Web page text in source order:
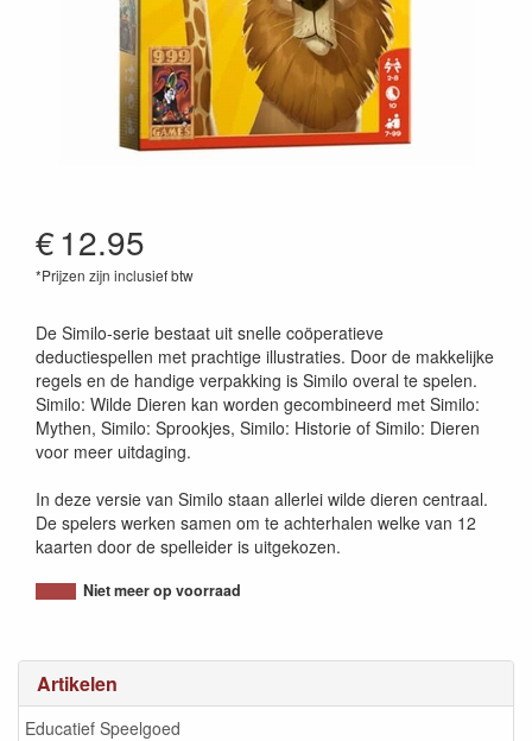
Artikelen
Educatief Speelgoed
€12.95
*Prijzen zijn inclusief btw
De Similo-serie bestaat uit snelle coöperatieve
deductiespellen met prachtige illustraties. Door de makkelijke
regels en de handige verpakking is Similo overal te spelen.
Similo: Wilde Dieren kan worden gecombineerd met Similo:
Mythen, Similo: Sprookjes, Similo: Historie of Similo: Dieren
voor meer uitdaging.
In deze versie van Similo staan allerlei wilde dieren centraal.
De spelers werken samen om te achterhalen welke van 12
kaarten door de spelleider is uitgekozen.
Niet meer op voorraad